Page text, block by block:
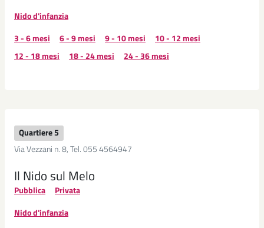
Nido d'infanzia
3 - 6 mesi
6 - 9 mesi 9 - 10 mesi
10 - 12 mesi
12 - 18 mesi
18 - 24 mesi 24 - 36 mesi
Quartiere 5
Via Vezzani n. 8, Tel. 055 4564947
Il Nido sul Melo
Pubblica
Privata
Nido d'infanzia